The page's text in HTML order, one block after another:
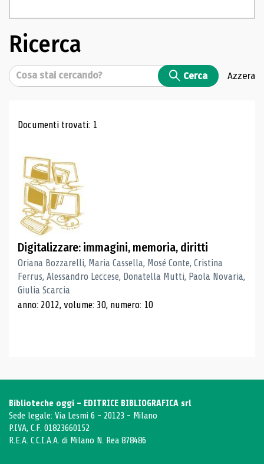
Ricerca
Cerca Cerca Azzera
Risultati di ricerca
Documenti trovati: 1
Digitalizzare: immagini, memoria, diritti
Oriana Bozzarelli, Maria Cassella, Mosé Conte, Cristina
Ferrus, Alessandro Leccese, Donatella Mutti, Paola Novaria,
Giulia Scarcia
anno: 2012, volume: 30, numero: 10
Biblioteche oggi - EDITRICE BIBLIOGRAFICA srl
Sede legale: Via Lesmi 6 - 20123 - Milano
P.IVA, C.F. 01823660152
R.E.A. C.C.I.A.A. di Milano N. Rea 878486